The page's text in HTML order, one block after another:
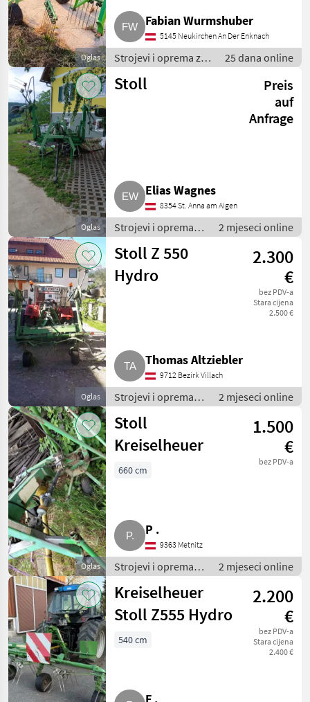
Oglas
Fabian Wurmshuber
5145 Neukirchen An Der Enknach
Strojevi i oprema za
travu i baliranje /
Rotacioni prevrtači
25 dana online
Oglas
Stoll
Preis
auf
Anfrage
Elias Wagnes
8354 St. Anna am Aigen
Strojevi i oprema
za travu i baliranje /
Rotacioni prevrtači
(rasturači) sijena
2 mjeseci online
Oglas
Stoll Z 550
Hydro
2.300
€
bez PDV-a
Stara cijena
2.500 €
Thomas Altziebler
9712 Bezirk Villach
Strojevi i oprema
za travu i baliranje /
Rotacioni prevrtači
(rasturači) sijena
2 mjeseci online
Oglas
Stoll
Kreiselheuer
1.500
€
bez PDV-a
660 cm
P .
9363 Metnitz
Strojevi i oprema
za travu i baliranje /
Rotacioni prevrtači
(rasturači) sijena
2 mjeseci online
Kreiselheuer
Stoll Z555 Hydro
2.200
€
bez PDV-a
Stara cijena
2.400 €
540 cm